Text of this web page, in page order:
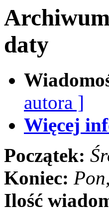
daty
autora ]
Więcej
Początek:
Koniec:
Ilość